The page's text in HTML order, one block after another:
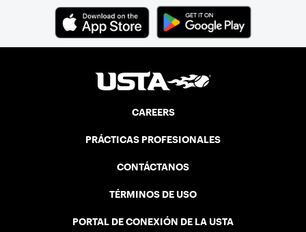
CAREERS
PRÁCTICAS PROFESIONALES
CONTÁCTANOS
TÉRMINOS DE USO
PORTAL DE CONEXIÓN DE LA USTA